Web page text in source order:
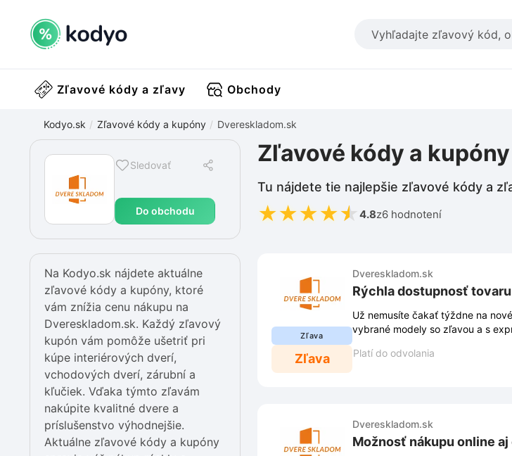
Zľavové kódy a zľavy Obchody
Kodyo.sk Zľavové kódy a kupóny Dvereskladom.sk
Sledovať
Do obchodu
Zľavové kódy a
Tu nájdete tie najlepšie zľavové kódy a
★★★★★ 4.8z6 hodnotení
Na Kodyo.sk nájdete aktuálne
zľavové kódy a kupóny, ktoré
vám znížia cenu nákupu na
Dvereskladom.sk. Každý zľavový
kupón vám pomôže ušetriť pri
kúpe interiérových dverí,
vchodových dverí, zárubní a
kľučiek. Vďaka týmto zľavám
nakúpite kvalitné dvere a
príslušenstvo výhodnejšie.
Aktuálne zľavové kódy a kupóny
Zľava
Zľava
Dvereskladom.sk
Rýchla dostupnosť
Už nemusíte čakať týždne na
vybrané modely so zľavou a s
Platí do odvolania
Dvereskladom.sk
Možnosť nákupu online